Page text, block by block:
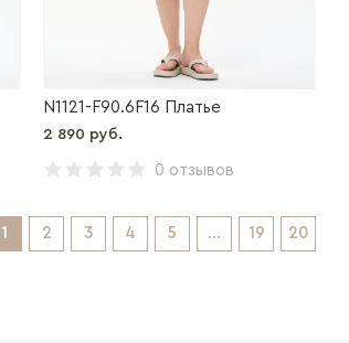
N1121-F90.6F16 Платье
2 890 руб.
0 отзывов
1 2 3 4 5 ... 19 20